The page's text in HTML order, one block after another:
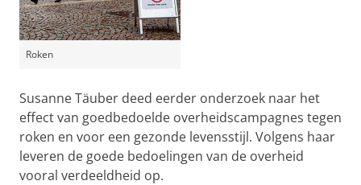
Roken
Susanne Täuber deed eerder onderzoek naar het
effect van goedbedoelde overheidscampagnes tegen
roken en voor een gezonde levensstijl. Volgens haar
leveren de goede bedoelingen van de overheid
vooral verdeeldheid op.